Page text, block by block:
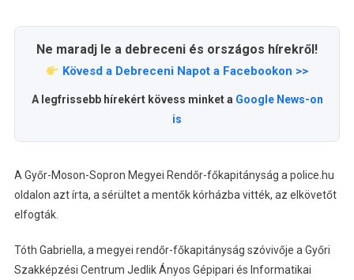
Ne maradj le a debreceni és országos hírekről!
Kövesd a Debreceni Napot a Facebookon >>
A legfrissebb hírekért kövess minket a Google News-on
is
A Győr-Moson-Sopron Megyei Rendőr-főkapitányság a police.hu
oldalon azt írta, a sérültet a mentők kórházba vitték, az elkövetőt
elfogták.
Tóth Gabriella, a megyei rendőr-főkapitányság szóvivője a Győri
Szakképzési Centrum Jedlik Ányos Gépipari és Informatikai